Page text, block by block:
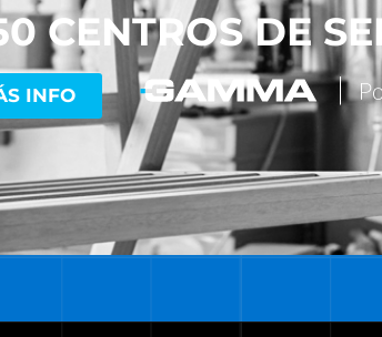
CENTROS DE
INFO